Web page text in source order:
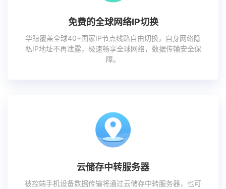
免费的全球网络IP切换
华鲸覆盖全球40+国家IP节点线路自由切换，自身网络隐
私IP地址不再泄露，极速畅享全球网络，数据传输安全保
障。
云储存中转服务器
被控端手机设备数据传输将通过云储存中转服务器，也可